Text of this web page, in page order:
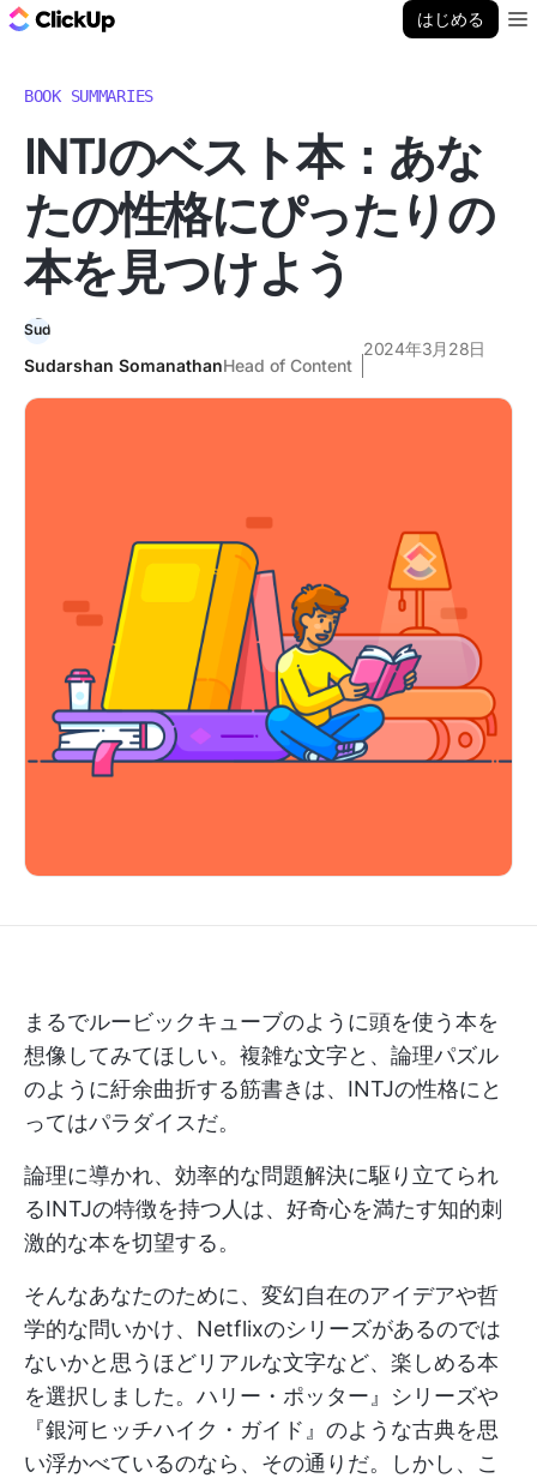
はじめる
BOOK SUMMARIES
INTJのベスト本：あな
たの性格にぴったりの
本を見つけよう
Sudarshan SomanathanHead of Content
2024年3月28日
まるでルービックキューブのように頭を使う本を
想像してみてほしい。複雑な文字と、論理パズル
のように紆余曲折する筋書きは、INTJの性格にと
ってはパラダイスだ。
論理に導かれ、効率的な問題解決に駆り立てられ
るINTJの特徴を持つ人は、好奇心を満たす知的刺
激的な本を切望する。
そんなあなたのために、変幻自在のアイデアや哲
学的な問いかけ、Netflixのシリーズがあるのでは
ないかと思うほどリアルな文字など、楽しめる本
を選択しました。ハリー・ポッター』シリーズや
『銀河ヒッチハイク・ガイド』のような古典を思
い浮かべているのなら、その通りだ。しかし、こ